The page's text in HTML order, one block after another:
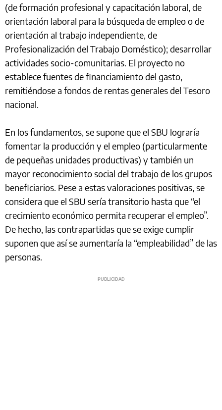
(de formación profesional y capacitación laboral, de
orientación laboral para la búsqueda de empleo o de
orientación al trabajo independiente, de
Profesionalización del Trabajo Doméstico); desarrollar
actividades socio-comunitarias. El proyecto no
establece fuentes de financiamiento del gasto,
remitiéndose a fondos de rentas generales del Tesoro
nacional.
En los fundamentos, se supone que el SBU lograría
fomentar la producción y el empleo (particularmente
de pequeñas unidades productivas) y también un
mayor reconocimiento social del trabajo de los grupos
beneficiarios. Pese a estas valoraciones positivas, se
considera que el SBU sería transitorio hasta que “el
crecimiento económico permita recuperar el empleo”.
De hecho, las contrapartidas que se exige cumplir
suponen que así se aumentaría la “empleabilidad” de las
personas.